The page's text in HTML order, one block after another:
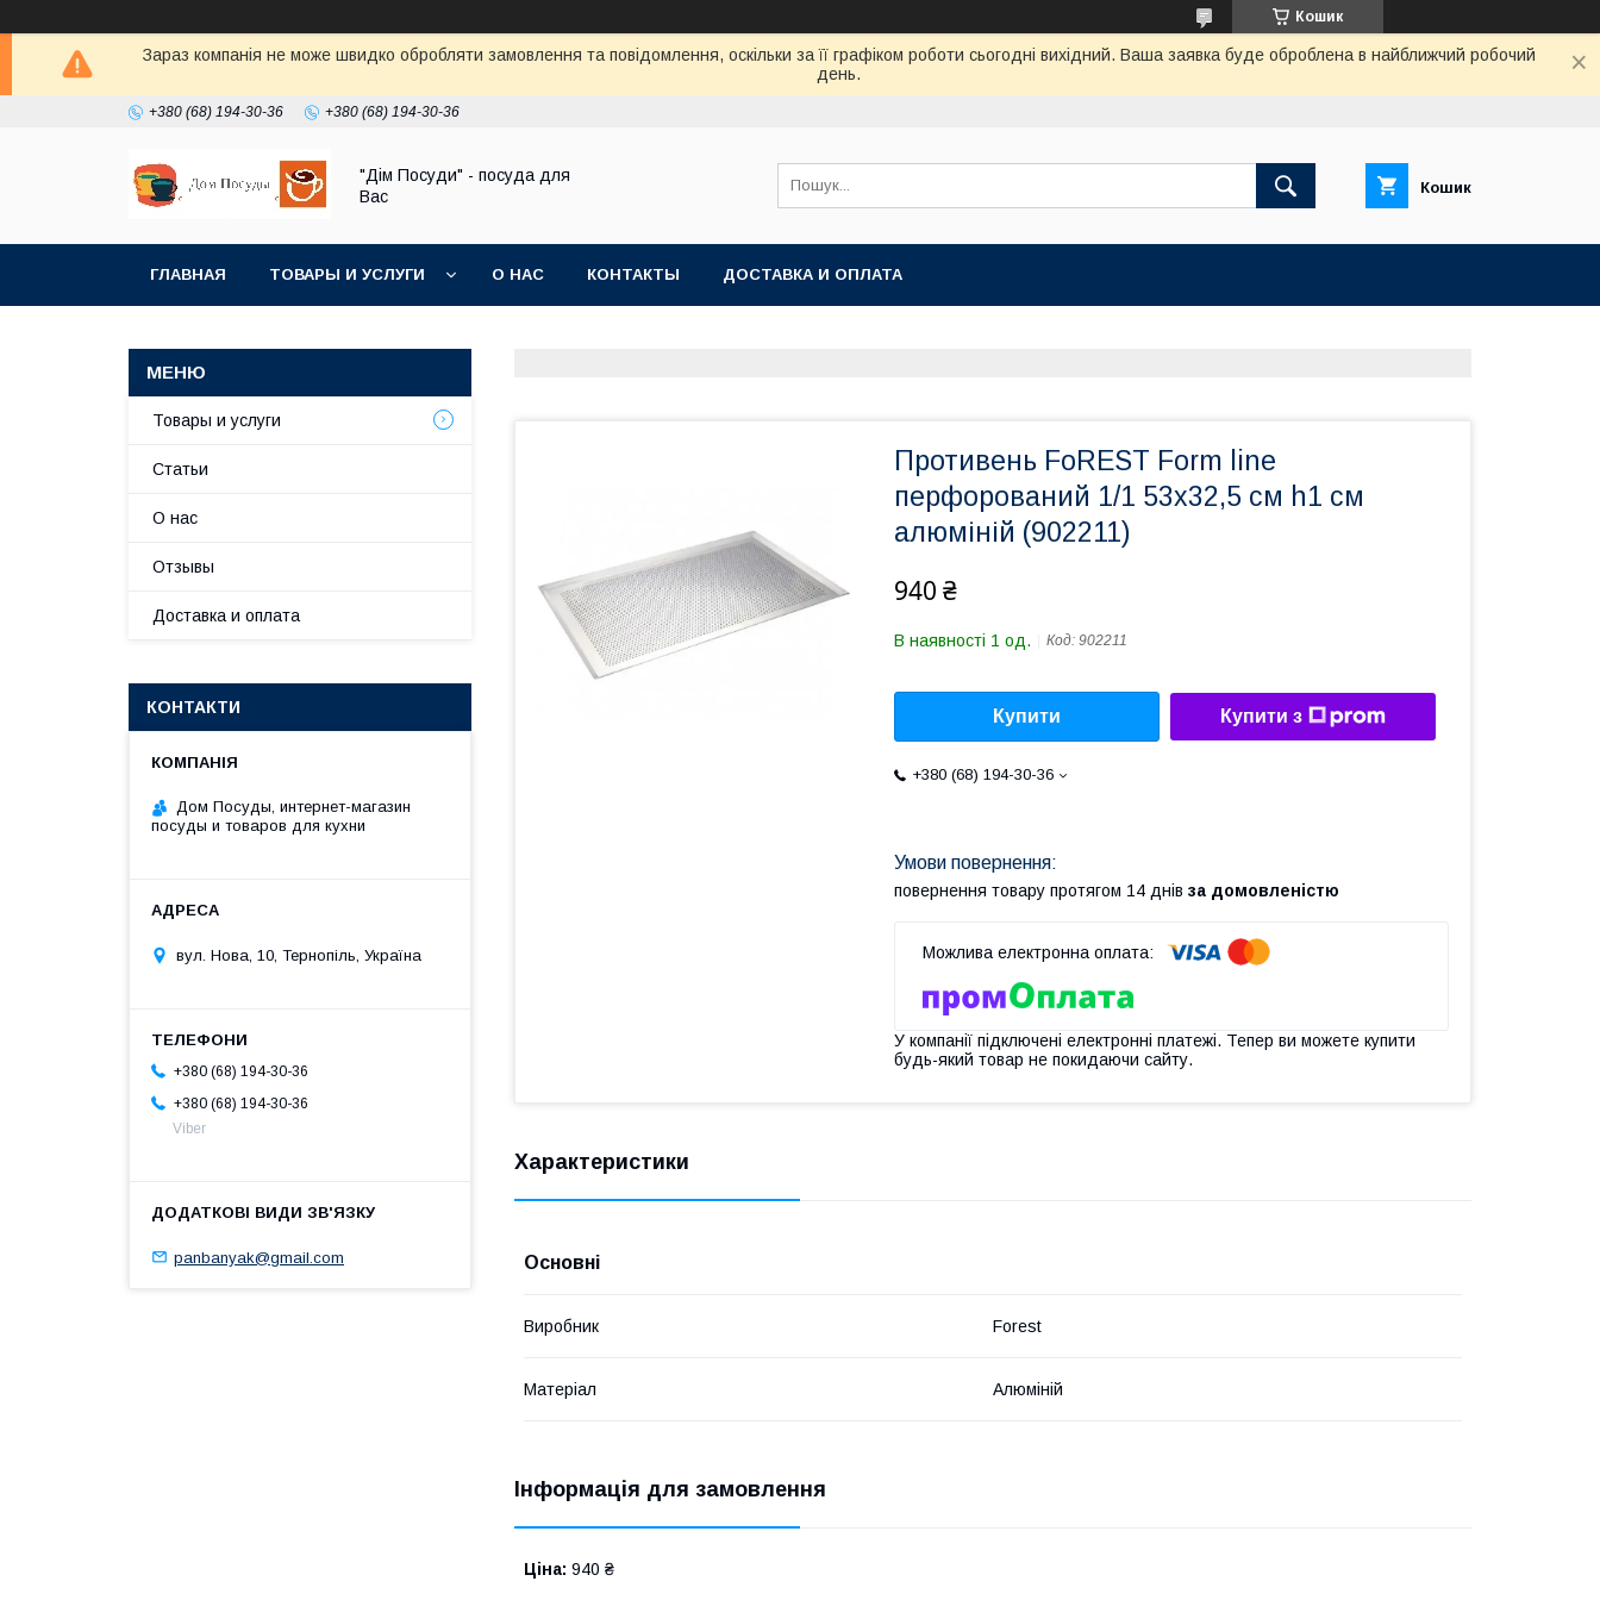
Кошик
Зараз компанія не може швидко обробляти замовлення та повідомлення, оскільки за її графіком роботи сьогодні вихідний. Ваша заявка буде оброблена в найближчий робочий
день.
+380 (68) 194-30-36 +380 (68) 194-30-36
"Дім Посуди" - посуда для
Вас
Кошик
ГЛАВНАЯ ТОВАРЫ И УСЛУГИ О НАС КОНТАКТЫ ДОСТАВКА И ОПЛАТА
Противень FoREST Form line
перфорований 1/1 53х32,5 см h1 см
алюміній (902211)
940 ₴
В наявності 1 од. Код: 902211
Купити Купити з
+380 (68) 194-30-36
повернення товару протягом 14 днів за домовленістю
У компанії підключені електронні платежі. Тепер ви можете купити
будь-який товар не покидаючи сайту.
Характеристики
Основні
Виробник Forest
Матеріал Алюміній
Інформація для замовлення
Ціна: 940 ₴
Товары и услуги
Статьи
О нас
Отзывы
Доставка и оплата
КОНТАКТИ
Дом Посуды, интернет-магазин
посуды и товаров для кухни
вул. Нова, 10, Тернопіль, Україна
+380 (68) 194-30-36
+380 (68) 194-30-36
Viber
panbanyak@gmail.com